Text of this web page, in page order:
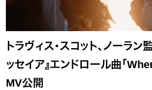
トラヴィス・スコット、ノーラン
ッセイア』エンドロール曲「
MV公開